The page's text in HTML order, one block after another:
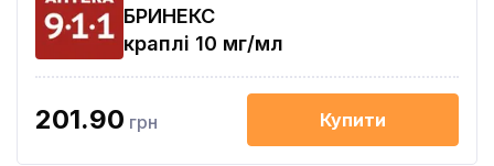
БРИНЕКС
краплі 10 мг/мл
201.90 грн Купити